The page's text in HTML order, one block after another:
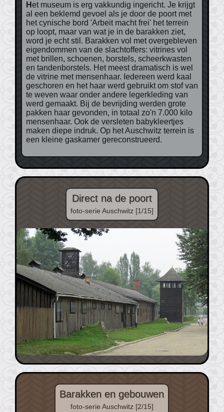
Het museum is erg vakkundig ingericht. Je krijgt
al een beklemd gevoel als je door de poort met
het cynische bord 'Arbeit macht frei' het terrein
op loopt, maar van wat je in de barakken ziet,
word je echt stil. Barakken vol met overgebleven
eigendommen van de slachtoffers: vitrines vol
met brillen, schoenen, borstels, scheerkwasten
en tandenborstels. Het meest dramatisch is wel
de vitrine met mensenhaar. Iedereen werd kaal
geschoren en het haar werd gebruikt om stof van
te weven waar onder andere legerkleding van
werd gemaakt. Bij de bevrijding werden grote
pakken haar gevonden, in totaal zo'n 7.000 kilo
mensenhaar. Ook de versleten babykleertjes
maken diepe indruk. Op het Auschwitz terrein is
een kleine gaskamer gereconstrueerd.
Direct na de poort
foto-serie Auschwitz [1/15]
Barakken en gebouwen
foto-serie Auschwitz [2/15]